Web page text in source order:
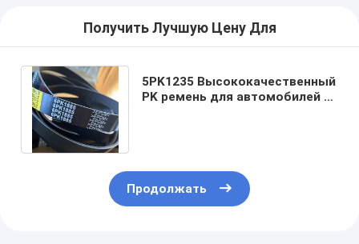
Получить Лучшую Цену Для
5PK1235 Высококачественный
PK ремень для автомобилей и
Продолжать